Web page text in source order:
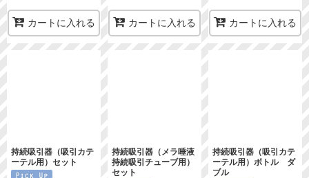
カートに入れる カートに入れる カートに入れる
持続吸引器（吸引カテ
ーテル用）セット
持続吸引器（メラ唾液
持続吸引チューブ用）
セット
持続吸引器（吸引カテ
ーテル用）ボトル ダ
ブル